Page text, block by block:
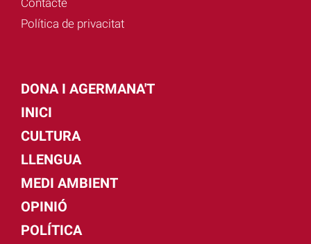
Política de privacitat
DONA I AGERMANA'T
INICI
CULTURA
LLENGUA
MEDI AMBIENT
OPINIÓ
POLÍTICA